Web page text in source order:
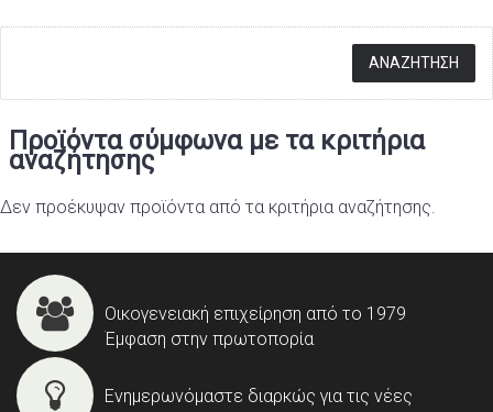
Προϊόντα σύμφωνα με τα κριτήρια
αναζήτησης
Δεν προέκυψαν προϊόντα από τα κριτήρια αναζήτησης.
Οικογενειακή επιχείρηση από το 1979
Έμφαση στην πρωτοπορία
Ενημερωνόμαστε διαρκώς για τις νέες